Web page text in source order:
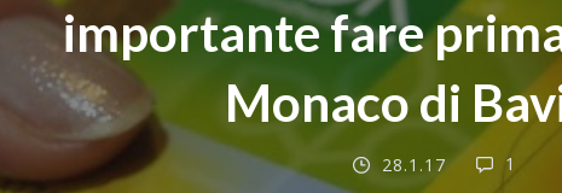
importante fare
Monaco di
28.1.17 1